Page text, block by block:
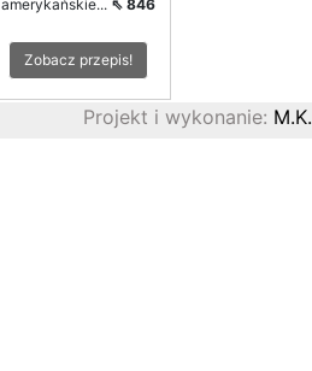
amerykańskie... ⇖ 846
Zobacz przepis!
Projekt i wykonanie: M.K.